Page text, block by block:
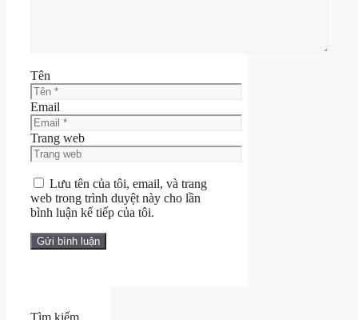
Tên
Email
Trang web
Lưu tên của tôi, email, và trang
web trong trình duyệt này cho lần
bình luận kế tiếp của tôi.
Tìm kiếm